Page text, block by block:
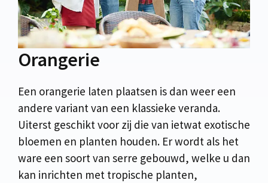
Orangerie
Een orangerie laten plaatsen is dan weer een
andere variant van een klassieke veranda.
Uiterst geschikt voor zij die van ietwat exotische
bloemen en planten houden. Er wordt als het
ware een soort van serre gebouwd, welke u dan
kan inrichten met tropische planten,